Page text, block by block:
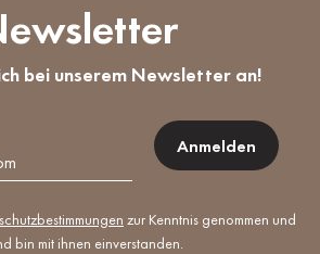
bei unserem Newsletter an!
Anmelden
zur Kenntnis genommen und
bin mit ihnen einverstanden.